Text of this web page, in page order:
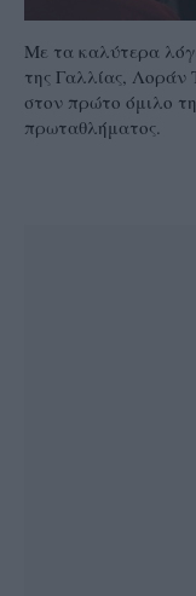
Με τα καλύτερα
της Γαλλίας, Λοράν
στον πρώτο όμιλο
πρωταθλήματος.